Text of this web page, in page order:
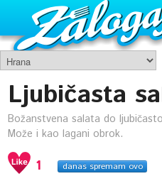
Ljubičasta
Božanstvena salata do
Može i kao lagani obrok.
1 danas spremam ovo